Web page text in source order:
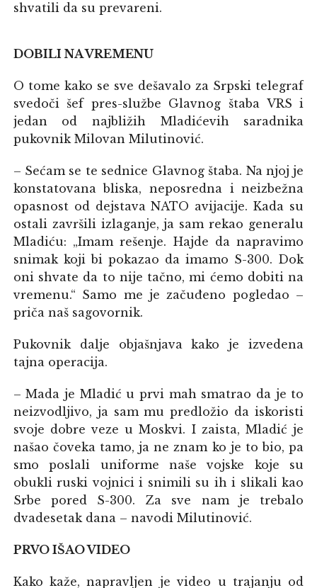
shvatili da su prevareni.
DOBILI NA VREMENU
O tome kako se sve dešavalo za Srpski telegraf
svedoči šef pres-službe Glavnog štaba VRS i
jedan od najbližih Mladićevih saradnika
pukovnik Milovan Milutinović.
– Sećam se te sednice Glavnog štaba. Na njoj je
konstatovana bliska, neposredna i neizbežna
opasnost od dejstava NATO avijacije. Kada su
ostali završili izlaganje, ja sam rekao generalu
Mladiću: „Imam rešenje. Hajde da napravimo
snimak koji bi pokazao da imamo S-300. Dok
oni shvate da to nije tačno, mi ćemo dobiti na
vremenu.“ Samo me je začuđeno pogledao –
priča naš sagovornik.
Pukovnik dalje objašnjava kako je izvedena
tajna operacija.
– Mada je Mladić u prvi mah smatrao da je to
neizvodljivo, ja sam mu predložio da iskoristi
svoje dobre veze u Moskvi. I zaista, Mladić je
našao čoveka tamo, ja ne znam ko je to bio, pa
smo poslali uniforme naše vojske koje su
obukli ruski vojnici i snimili su ih i slikali kao
Srbe pored S-300. Za sve nam je trebalo
dvadesetak dana – navodi Milutinović.
PRVO IŠAO VIDEO
Kako kaže, napravljen je video u trajanju od